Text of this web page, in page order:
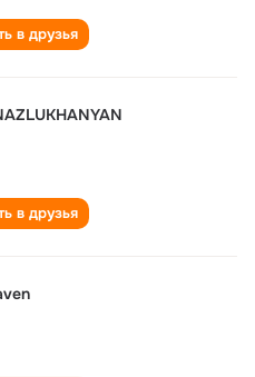
в друзья
в друзья